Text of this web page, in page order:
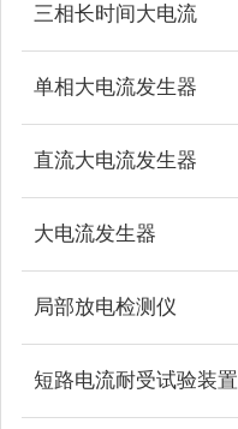
三相长时间大电流
单相大电流发生器
直流大电流发生器
大电流发生器
局部放电检测仪
短路电流耐受试验装置